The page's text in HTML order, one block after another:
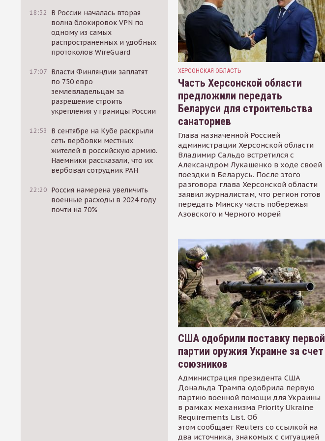
18:32
В России началась вторая
волна блокировок VPN по
одному из самых
распространенных и удобных
протоколов WireGuard
17:07 Власти Финляндии заплатят
по 750 евро
землевладельцам за
разрешение строить
укрепления у границы России
12:53
В сентябре на Кубе раскрыли
сеть вербовки местных
жителей в российскую армию.
Наемники рассказали, что их
вербовал сотрудник РАН
22:20 Россия намерена увеличить
военные расходы в 2024 году
почти на 70%
ХЕРСОНСКАЯ ОБЛАСТЬ
Часть Херсонской области
предложили передать
Беларуси для строительства
санаториев
Глава назначенной Россией
администрации Херсонской области
Владимир Сальдо встретился с
Александром Лукашенко в ходе своей
поездки в Беларусь. После этого
разговора глава Херсонской области
заявил журналистам, что регион готов
передать Минску часть побережья
Азовского и Черного морей
США одобрили поставку первой
партии оружия Украине за счет
союзников
Администрация президента США
Дональда Трампа одобрила первую
партию военной помощи для Украины
в рамках механизма Priority Ukraine
Requirements List. Об
этом сообщает Reuters со ссылкой на
два источника, знакомых с ситуацией